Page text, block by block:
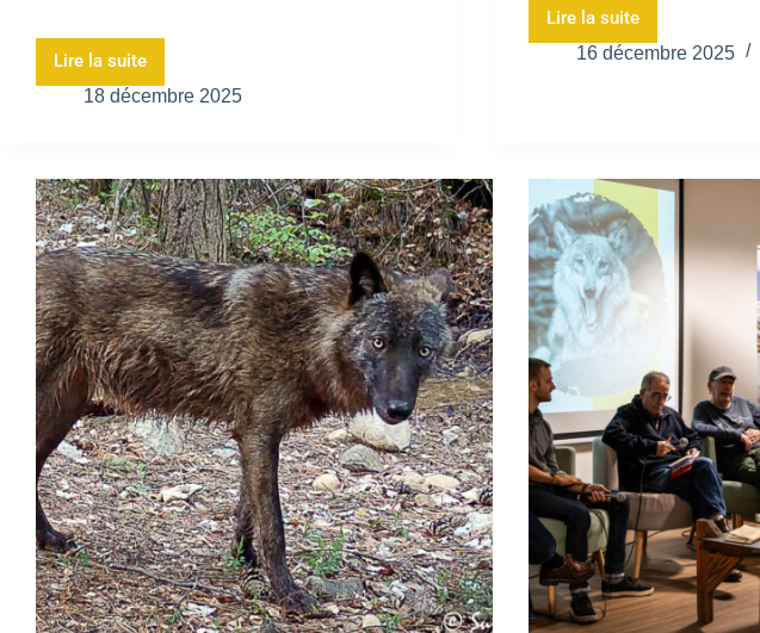
Lire la suite
18 décembre 2025
Lire la suite
16 décembre 2025